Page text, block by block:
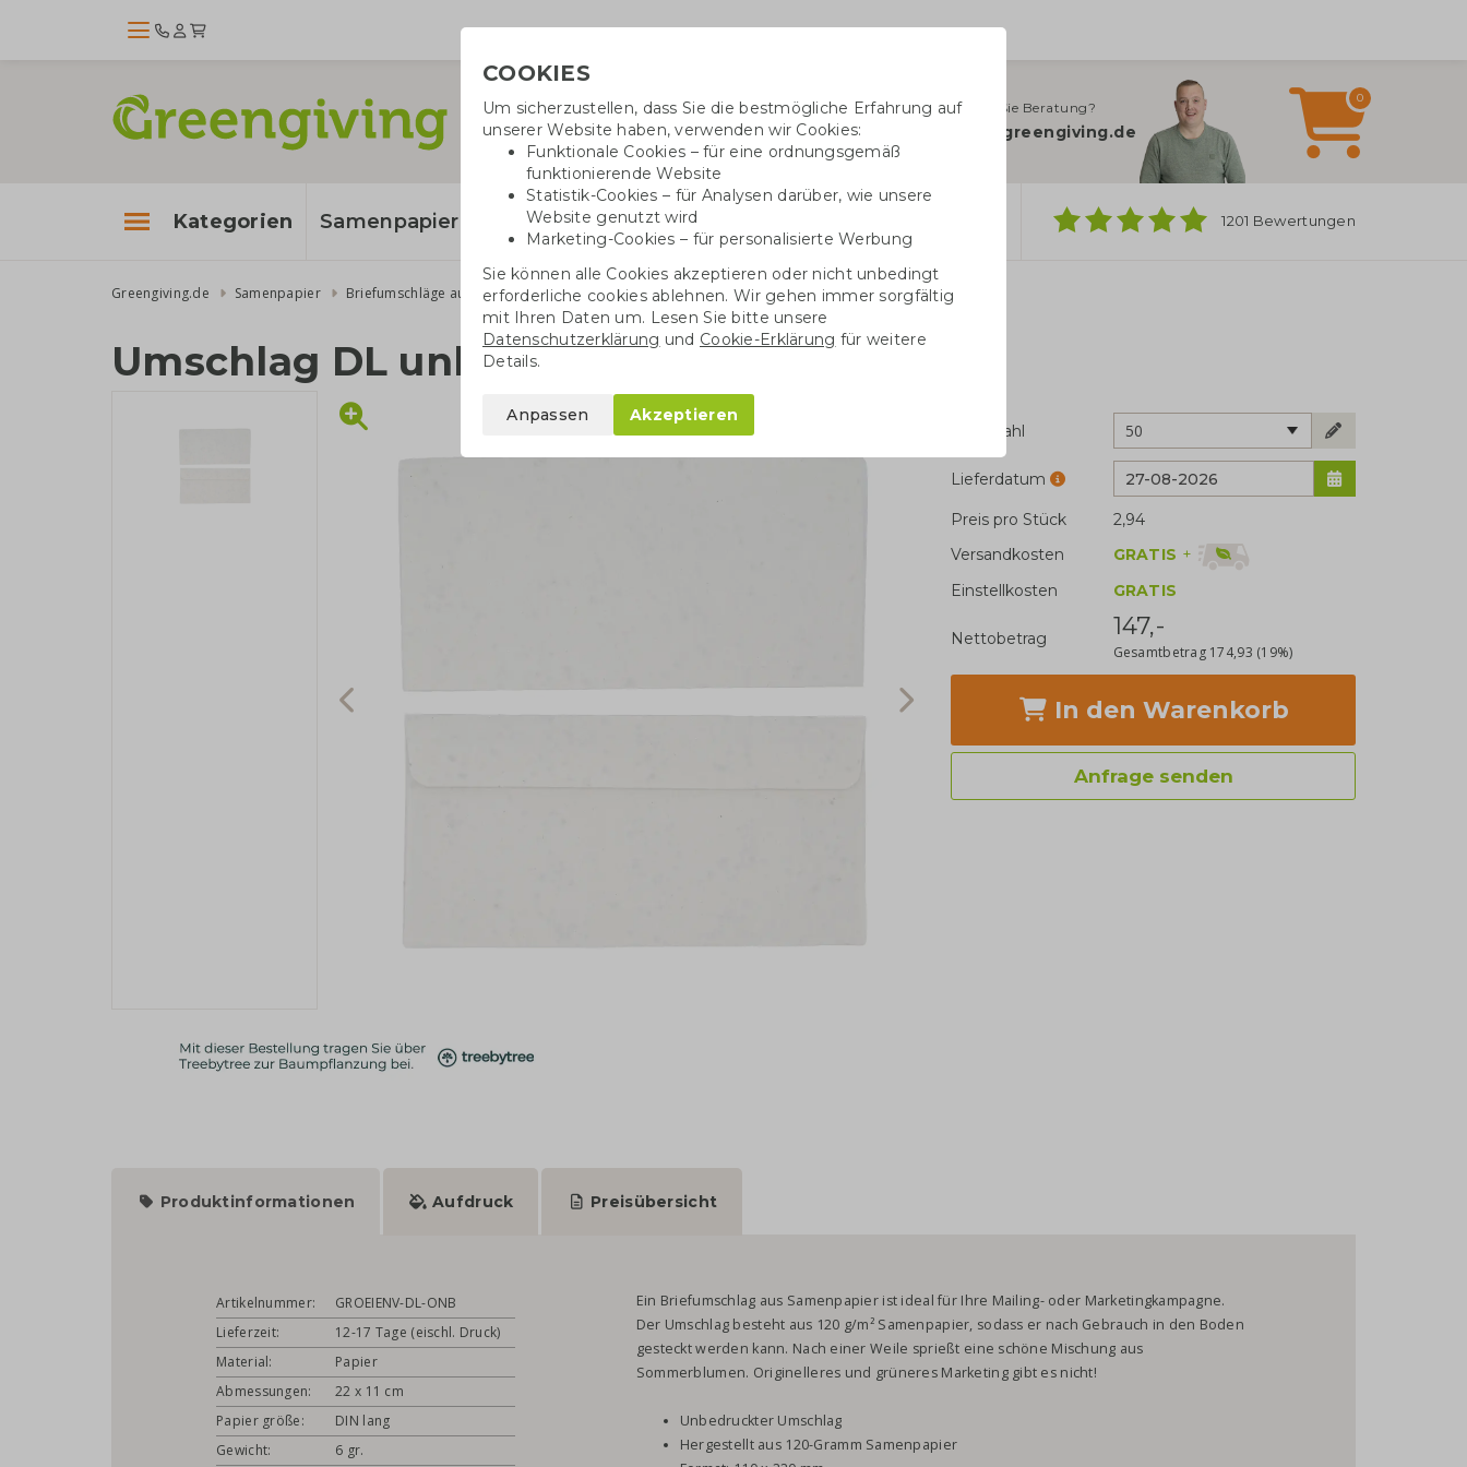
Benötigen Sie Beratung?
info@greengiving.de
0
Kategorien Samenpapier Baumwolltaschen 1201 Bewertungen
Greengiving.de Samenpapier Briefumschläge aus Samenpapier Umschlag DL unbedruckt
Umschlag DL unbedruckt
Stückzahl 50
Lieferdatum
Preis pro Stück
2,94
Versandkosten
GRATIS +
Einstellkosten
GRATIS
Nettobetrag 147,-
Gesamtbetrag 174,93 (19%)
In den Warenkorb
Anfrage senden
Produktinformationen Aufdruck Preisübersicht
Artikelnummer:
GROEIENV-DL-ONB
Lieferzeit:
12-17 Tage (eischl. Druck)
Material:
Papier
Abmessungen:
22 x 11 cm
Papier größe:
DIN lang
Gewicht:
6 gr.
Ein Briefumschlag aus Samenpapier ist ideal für Ihre Mailing- oder Marketingkampagne.
Der Umschlag besteht aus 120 g/m² Samenpapier, sodass er nach Gebrauch in den Boden
gesteckt werden kann. Nach einer Weile sprießt eine schöne Mischung aus
Sommerblumen. Originelleres und grüneres Marketing gibt es nicht!
Unbedruckter Umschlag
Hergestellt aus 120-Gramm Samenpapier
COOKIES
Um sicherzustellen, dass Sie die bestmögliche Erfahrung auf
unserer Website haben, verwenden wir Cookies:
Funktionale Cookies – für eine ordnungsgemäß
funktionierende Website
Statistik-Cookies – für Analysen darüber, wie unsere
Website genutzt wird
Marketing-Cookies – für personalisierte Werbung
Sie können alle Cookies akzeptieren oder nicht unbedingt
erforderliche cookies ablehnen. Wir gehen immer sorgfältig
mit Ihren Daten um. Lesen Sie bitte unsere
Datenschutzerklärung und Cookie-Erklärung für weitere
Details.
Anpassen Akzeptieren